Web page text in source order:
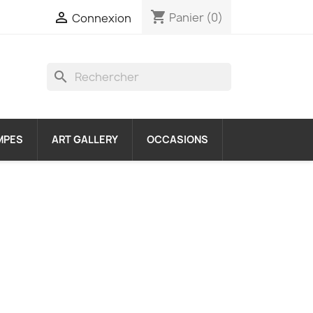
 Connexion shopping_cart Panier (0)
search
ART GALLERY OCCASIONS